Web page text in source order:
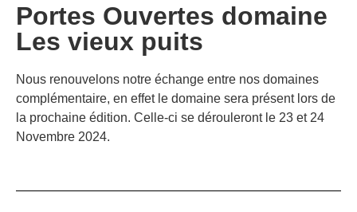
Portes Ouvertes domaine
Les vieux puits
Nous renouvelons notre échange entre nos domaines
complémentaire, en effet le domaine sera présent lors de
la prochaine édition. Celle-ci se dérouleront le 23 et 24
Novembre 2024.